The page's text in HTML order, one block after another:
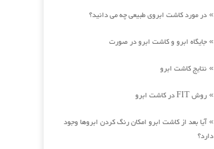
» در مورد کاشت ابروی طبیعی چه می دانید؟
» جایگاه ابرو و کاشت ابرو در صورت
» نتایج کاشت ابرو
» روش FIT در کاشت ابرو
»آیا بعد از کاشت ابرو امکان رنگ کردن ابروها وجود
دارد؟